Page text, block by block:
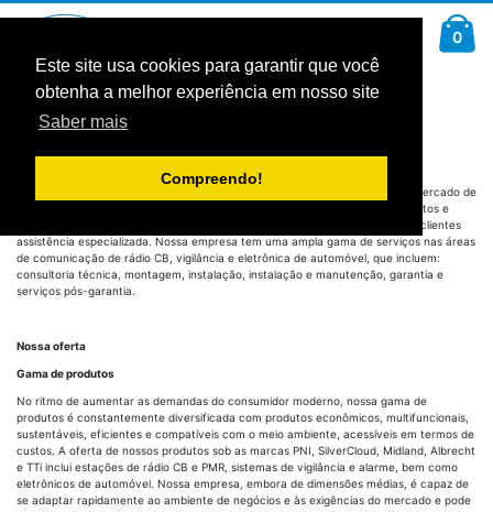
Este site usa cookies para garantir que você
obtenha a melhor experiência em nosso site
Saber mais
Compreendo!
Conteúdo
0
Sobre nós
ONLINESHOP SRL, fundada em 2004, é uma importante produtora em um mercado de
competitividade de alto nível. A empresa oferece uma ampla gama de produtos e
serviços, desenvolve e implementa soluções personalizadas e assegura aos clientes
assistência especializada. Nossa empresa tem uma ampla gama de serviços nas áreas
de comunicação de rádio CB, vigilância e eletrônica de automóvel, que incluem:
consultoria técnica, montagem, instalação, instalação e manutenção, garantia e
serviços pós-garantia.
Nossa oferta
Gama de produtos
No ritmo de aumentar as demandas do consumidor moderno, nossa gama de
produtos é constantemente diversificada com produtos econômicos, multifuncionais,
sustentáveis, eficientes e compatíveis com o meio ambiente, acessíveis em termos de
custos. A oferta de nossos produtos sob as marcas PNI, SilverCloud, Midland, Albrecht
e TTi inclui estações de rádio CB e PMR, sistemas de vigilância e alarme, bem como
eletrônicos de automóvel. Nossa empresa, embora de dimensões médias, é capaz de
se adaptar rapidamente ao ambiente de negócios e às exigências do mercado e pode